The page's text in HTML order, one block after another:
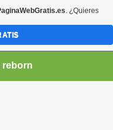
reborn
. ¿Quieres